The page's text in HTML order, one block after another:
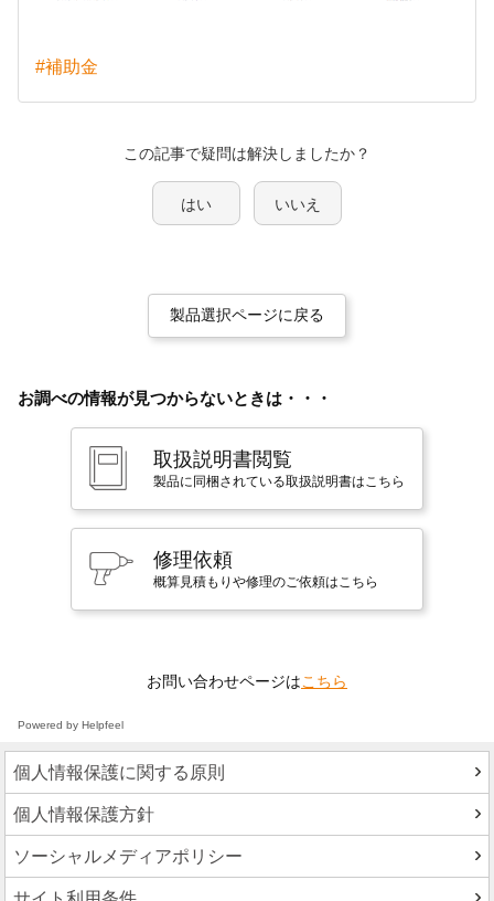
#補助金
この記事で疑問は解決しましたか？
はい いいえ
製品選択ページに戻る
お調べの情報が見つからないときは・・・
取扱説明書閲覧
製品に同梱されている取扱説明書はこちら
修理依頼
概算見積もりや修理のご依頼はこちら
お問い合わせページはこちら
Powered by Helpfeel
個人情報保護に関する原則
個人情報保護方針
ソーシャルメディアポリシー